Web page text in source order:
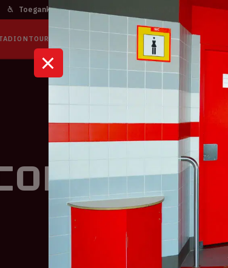
Toegankelijkheid In het
BUSINESS EVENTS